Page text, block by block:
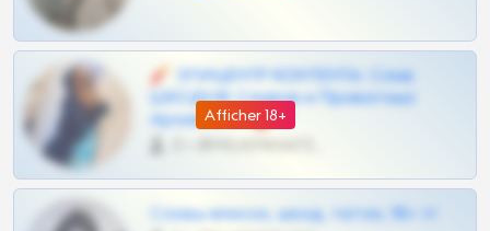
Afficher 18+
🧨 ЭПИЦЕНТР КОНТЕНТА: Слив
ШКОДОВ Сливов и Приватных
Архивов ТГ 🔞💎
Сливы вписок, шкод, теток, 18+ тг